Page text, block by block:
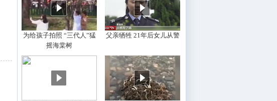
为给孩子拍照 “三代人”猛
摇海棠树
父亲牺牲 21年后女儿从警